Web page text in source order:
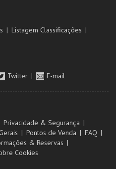
Listagem Classificações
Twitter E-mail
Privacidade & Segurança
Pontos de Venda
FAQ
& Reservas
Cookies